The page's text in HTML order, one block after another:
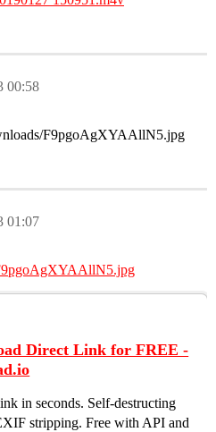
00:58
F9pgoAgXYAAllN5.jpg
01:07
Direct Link for FREE -
in seconds. Self-destructing
stripping. Free with API and